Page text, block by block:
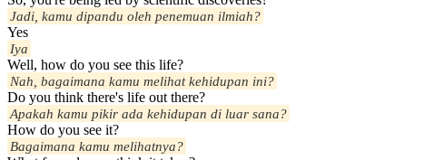
Jadi, kamu dipandu oleh penemuan ilmiah?
Yes
Iya
Well, how do you see this life?
Nah, bagaimana kamu melihat kehidupan ini?
Do you think there's life out there?
Apakah kamu pikir ada kehidupan di luar sana?
How do you see it?
Bagaimana kamu melihatnya?